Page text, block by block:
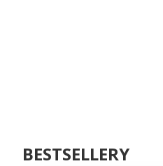
BESTSELLERY